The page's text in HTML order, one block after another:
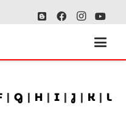
| G | H | I |J | K | L